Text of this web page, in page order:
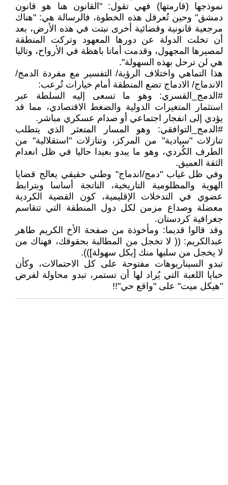
نموذجها (قارمتها) فهي تقول: "القانون هنا هو قانون
دمشق" وحين تُعرقل هذه الخطوة، فالرسالة هي: "هناك
مرجعية قانونية وقضائية أخرى نبتت في هذه الأرض، بعد
أن تخلت الدولة عن دورها المعهود وتركت المنطقة
لمصيرها المجهول، وقدمت أمانا باهظة في الأرواح، وتاليا
هي لن ترحل بهذه السهولة".
هذا التماهي واختلاف الرؤية/ التفسير مع مفردة الدمج/
الاندماج/ الادماج تضع المنطقة أمام خيارات تُرعب:
#الدمج_القسري: وهو ما تسعى إليه السلطة عبر
استثمار المتغيرات الدولية والضغط الاقتصادي، مما قد
يؤدي إلى انفجار اجتماعي أو صدام عسكري مباشر.
#الدمج_التوافقي: وهو المسار المتعثر الذي يتطلب
تنازلات "سيادية" من المركز، وتنازلات "استقلالية" من
الطرف الكُردي، وهو ما يبدو بعيدا حاليا في ظل انعدام
الثقة العميق.
وفي ظل غياب "دمج/اندماج" وطني حقيقي يعالج قضايا
الهوية والمظلومية التاريخية، الناتجة أساسا وبترابط
عضوي في التدخلات الإقليمية، كون القضية الكردية
معضلة وصداع مزمن لكل دول المنطقة التي تتقاسم
جغرافية كردستان.
وقد قالوا قديما: ومأخوذة من صفحة الأخ الكريم طاهر
عبدالكريم: (( لا تخجل من المطالبة بحقوقك، فهناك من
لا يخجل من سلبها منك [بكل سهولة])).
تبدو السيناريوهات مفتوحة على كل الاحتمالات، وكأن
خبايا اللعبة التي يُراد لها أن تستمر، تبدو محاولة لفرض
"هيكل ميت" على "واقع حي"!!